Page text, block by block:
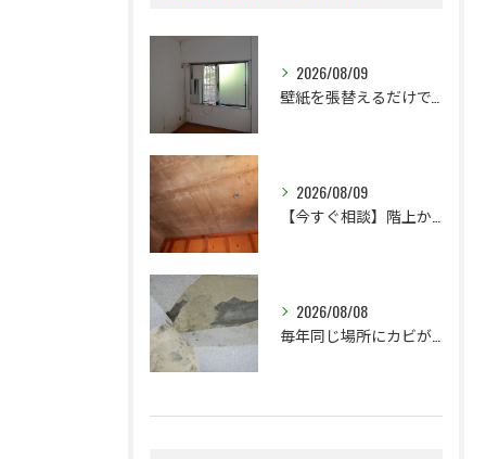
2026/08/09
2026/08/09
2026/08/08